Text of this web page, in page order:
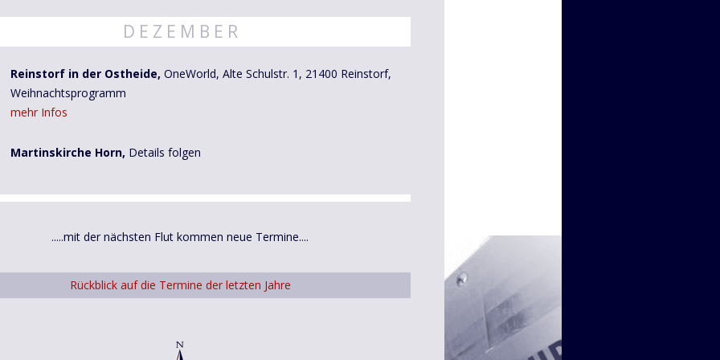
D E Z E M B E R
Reinstorf in der Ostheide, OneWorld, Alte Schulstr. 1, 21400 Reinstorf,
Weihnachtsprogramm
mehr Infos
Martinskirche Horn, Details folgen
.....mit der nächsten Flut kommen neue Termine....
Rückblick auf die Termine der letzten Jahre